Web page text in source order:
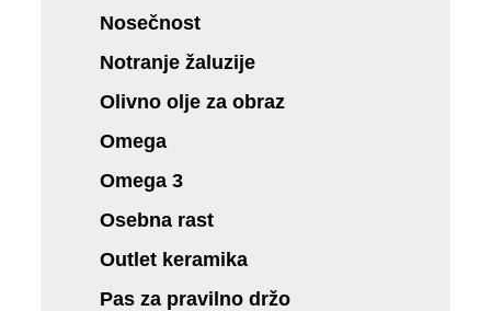
Nosečnost
Notranje žaluzije
Olivno olje za obraz
Omega
Omega 3
Osebna rast
Outlet keramika
Pas za pravilno držo